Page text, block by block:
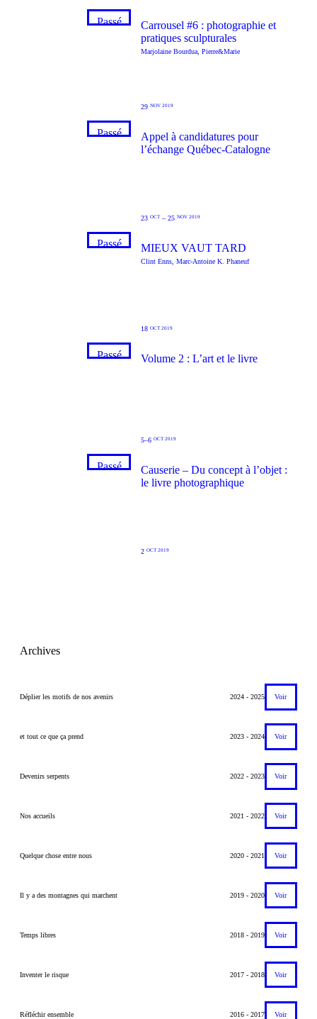
Passé
Carrousel #6 : photographie et
pratiques sculpturales
Marjolaine Bourdua, Pierre&Marie
29 NOV 2019
Passé
Appel à candidatures pour
l’échange Québec-Catalogne
23 OCT – 25 NOV 2019
Passé MIEUX VAUT TARD
Clint Enns, Marc-Antoine K. Phaneuf
18 OCT 2019
Passé Volume 2 : L’art et le livre
5–6 OCT 2019
Passé
Causerie – Du concept à l’objet :
le livre photographique
2 OCT 2019
Archives
Déplier les motifs de nos avenirs 2024 - 2025 Voir
et tout ce que ça prend 2023 - 2024 Voir
Devenirs serpents 2022 - 2023 Voir
Nos accueils 2021 - 2022 Voir
Quelque chose entre nous 2020 - 2021 Voir
Il y a des montagnes qui marchent 2019 - 2020 Voir
Temps libres 2018 - 2019 Voir
Inventer le risque 2017 - 2018 Voir
Réfléchir ensemble 2016 - 2017 Voir